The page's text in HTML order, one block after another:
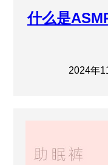
什么是
2024年